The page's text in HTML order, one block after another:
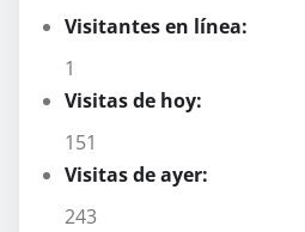
Visitantes en línea:
1
Visitas de hoy:
151
Visitas de ayer:
243